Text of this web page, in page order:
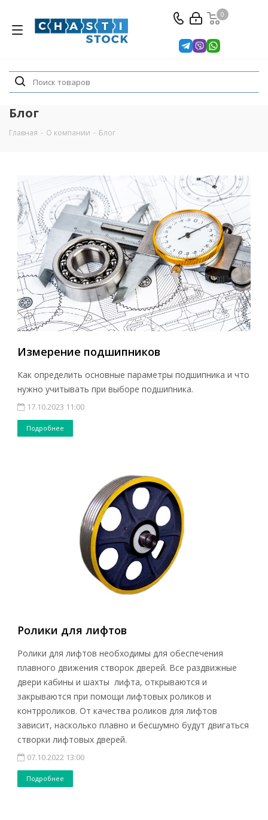
0
Блог
Главная - О компании - Блог
Измерение подшипников
Как определить основные параметры подшипника и что
нужно учитывать при выборе подшипника.
17.10.2023 11:00
Подробнее
Ролики для лифтов
Ролики для лифтов необходимы для обеспечения
плавного движения створок дверей. Все раздвижные
двери кабины и шахты лифта, открываются и
закрываются при помощи лифтовых роликов и
контрроликов. От качества роликов для лифтов
зависит, насколько плавно и бесшумно будут двигаться
створки лифтовых дверей.
07.10.2022 13:00
Подробнее